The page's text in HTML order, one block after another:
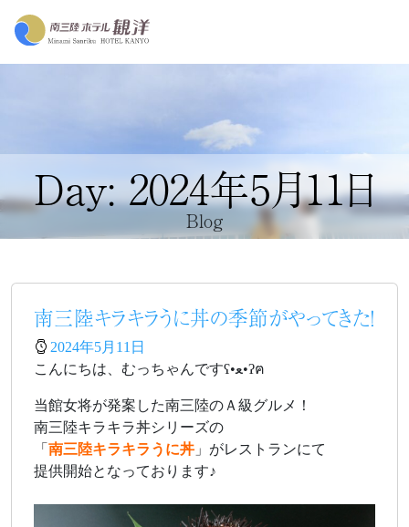
Day: 2024年5月11日
Blog
南三陸キラキラうに丼の季節がやってきた！
2024年5月11日
こんにちは、むっちゃんですʕ•ﻌ•ʔฅ
当館女将が発案した南三陸のＡ級グルメ！
南三陸キラキラ丼シリーズの
「 南三陸キラキラうに丼 」がレストランにて
提供開始となっております♪